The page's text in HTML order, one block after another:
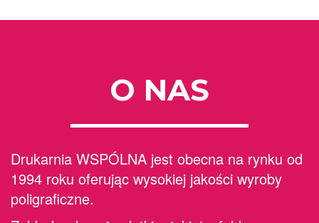
O NAS
Drukarnia WSPÓLNA jest obecna na rynku od
1994 roku oferując wysokiej jakości wyroby
poligraficzne.